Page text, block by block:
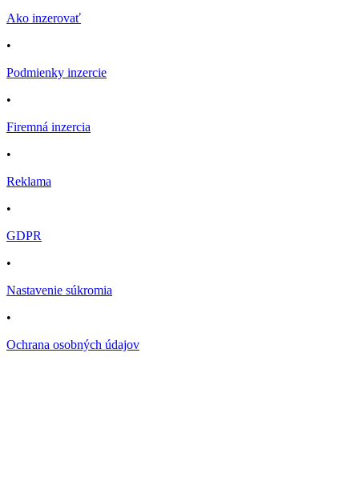
Ako inzerovať
•
Podmienky inzercie
•
Firemná inzercia
•
Reklama
•
GDPR
•
Nastavenie súkromia
•
Ochrana osobných údajov